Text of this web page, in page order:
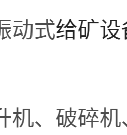
动式给矿
、破碎机